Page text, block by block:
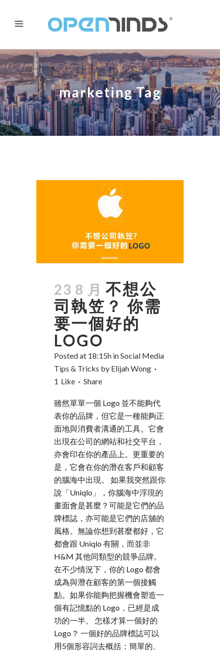
marketing Tag
23 8 月 不想公
司執笠？ 你需
要一個好的
LOGO
Posted at 18:15h inSocial Media
Tips & Tricks by Elijah Wong
1 Like Share
雖然單單一個 Logo 並不能夠代
表你的品牌，但它是一種能夠正
面地與消費者溝通的工具。它會
出現在公司的網站和社交平台，
亦會印在你的產品上。更重要的
是，它會在你的潛在客戶和顧客
的腦海中出現。 如果我突然跟你
說「Uniqlo」，你腦海中浮現的
畫面會是甚麼？可能是它們的品
牌標誌，亦可能是它們的店舖的
風格。無論你想到甚麼都好，它
都會跟 Uniqlo 有關，而並非
H&M 其他同類型的競爭品牌。
在不少情況下，你的 Logo 都會
成為與潛在顧客的第一個接觸
點。如果你能夠把握機會塑造一
個有記憶點的 Logo，已經是成
功的一半。 怎樣才算一個好的
Logo？ 一個好的品牌標誌可以
用5個形容詞去概括：簡單的、